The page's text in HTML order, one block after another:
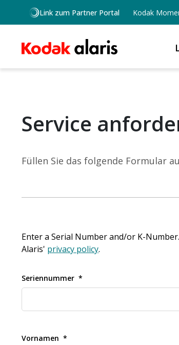
Skip to main content
Link zum Partner Portal Kodak
Service
Füllen Sie das folgende Formular
Enter a Serial Number and/or K-
Alaris' privacy policy.
Seriennummer
Vornamen